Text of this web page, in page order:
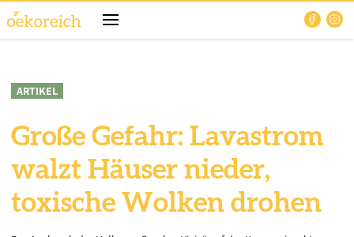
ARTIKEL
Große Gefahr: Lavastrom
walzt Häuser nieder,
toxische Wolken drohen